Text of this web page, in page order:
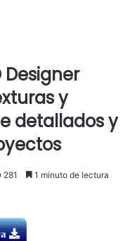
y
detallados y
281 1 minuto de lectura